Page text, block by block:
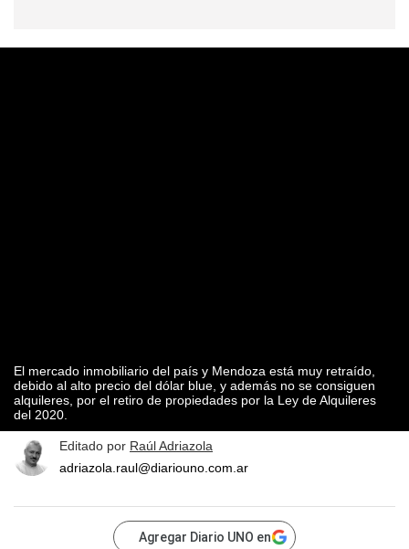
El mercado inmobiliario del país y Mendoza está muy retraído,
debido al alto precio del dólar blue, y además no se consiguen
alquileres, por el retiro de propiedades por la Ley de Alquileres
del 2020.
Editado por Raúl Adriazola
adriazola.raul@diariouno.com.ar
Agregar Diario UNO en